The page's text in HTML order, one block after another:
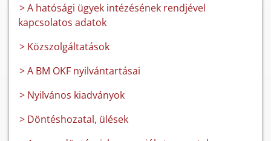
> A hatósági ügyek intézésének rendjével
kapcsolatos adatok
> Közszolgáltatások
> A BM OKF nyilvántartásai
> Nyilvános kiadványok
> Döntéshozatal, ülések